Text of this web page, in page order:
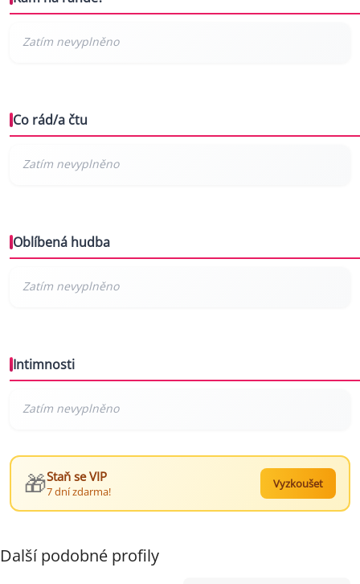
Co rád/a čtu
Oblíbená hudba
Intimnosti
🎁Staň se VIP
7 dní zdarma!
Vyzkoušet
Další podobné profily